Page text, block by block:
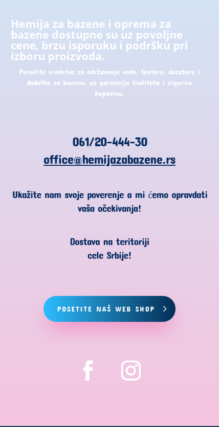
Hemija za bazene i oprema za
bazene dostupne su uz povoljne
cene, brzu isporuku i podršku pri
izboru proizvoda.
Poručite sredstva za održavanje vode, testere, dozatore i
dodatke za bazene, uz garanciju kvaliteta i sigurnu
kupovinu.
061/20-444-30
office@hemijazabazene.rs
Ukažite nam svoje poverenje a mi ćemo opravdati
vaša očekivanja!
Dostava na teritoriji
cele Srbije!
POSETITE NAŠ WEB SHOP